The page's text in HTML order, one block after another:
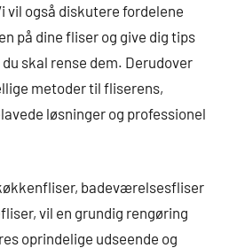
vil også diskutere fordelene
på dine fliser og give dig tips
skal rense dem. Derudover
metoder til fliserens,
løsninger og professionel
badeværelsesfliser
vil en grundig rengøring
oprindelige udseende og